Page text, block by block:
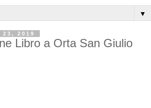
▼
2019
Libro a Orta San Giulio